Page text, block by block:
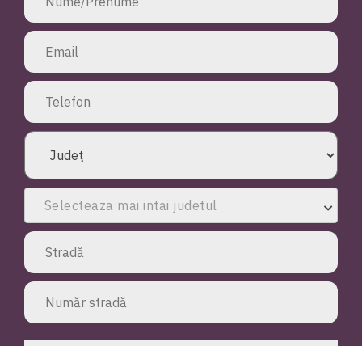
Selecteaza mai intai judetul